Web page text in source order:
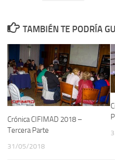
TAMBIÉN TE PODRÍA
Crónica CIFIMAD 2018 –
Tercera Parte
31/05/2018